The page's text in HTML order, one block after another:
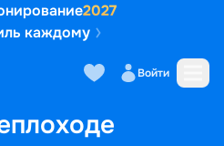
2027
каждому
Войти
кают Маршрут и